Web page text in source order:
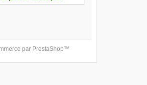
par PrestaShop™